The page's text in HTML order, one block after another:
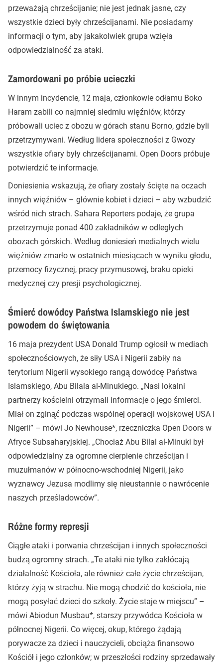
przeważają chrześcijanie; nie jest jednak jasne, czy
wszystkie dzieci były chrześcijanami. Nie posiadamy
informacji o tym, aby jakakolwiek grupa wzięła
odpowiedzialność za ataki.
Zamordowani po próbie ucieczki
W innym incydencie, 12 maja, członkowie odłamu Boko
Haram zabili co najmniej siedmiu więźniów, którzy
próbowali uciec z obozu w górach stanu Borno, gdzie byli
przetrzymywani. Według lidera społeczności z Gwozy
wszystkie ofiary były chrześcijanami. Open Doors próbuje
potwierdzić te informacje.
Doniesienia wskazują, że ofiary zostały ścięte na oczach
innych więźniów – głównie kobiet i dzieci – aby wzbudzić
wśród nich strach. Sahara Reporters podaje, że grupa
przetrzymuje ponad 400 zakładników w odległych
obozach górskich. Według doniesień medialnych wielu
więźniów zmarło w ostatnich miesiącach w wyniku głodu,
przemocy fizycznej, pracy przymusowej, braku opieki
medycznej czy presji psychologicznej.
Śmierć dowódcy Państwa Islamskiego nie jest
powodem do świętowania
16 maja prezydent USA Donald Trump ogłosił w mediach
społecznościowych, że siły USA i Nigerii zabiły na
terytorium Nigerii wysokiego rangą dowódcę Państwa
Islamskiego, Abu Bilala al-Minukiego. „Nasi lokalni
partnerzy kościelni otrzymali informacje o jego śmierci.
Miał on zginąć podczas wspólnej operacji wojskowej USA i
Nigerii” – mówi Jo Newhouse*, rzeczniczka Open Doors w
Afryce Subsaharyjskiej. „Chociaż Abu Bilal al-Minuki był
odpowiedzialny za ogromne cierpienie chrześcijan i
muzułmanów w północno-wschodniej Nigerii, jako
wyznawcy Jezusa modlimy się nieustannie o nawrócenie
naszych prześladowców”.
Różne formy represji
Ciągłe ataki i porwania chrześcijan i innych społeczności
budzą ogromny strach. „Te ataki nie tylko zakłócają
działalność Kościoła, ale również całe życie chrześcijan,
którzy żyją w strachu. Nie mogą chodzić do kościoła, nie
mogą posyłać dzieci do szkoły. Życie staje w miejscu” –
mówi Abiodun Musbau*, starszy przywódca Kościoła w
północnej Nigerii. Co więcej, okup, którego żądają
porywacze za dzieci i nauczycieli, obciąża finansowo
Kościół i jego członków; w przeszłości rodziny sprzedawały